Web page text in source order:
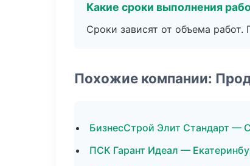
Какие сроки выполнения
Сроки зависят от объема
Похожие компании:
БизнесСтрой Элит Стандарт —
ПСК Гарант Идеал —